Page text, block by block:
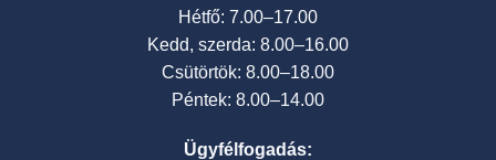
Hétfő: 7.00–17.00
Kedd, szerda: 8.00–16.00
Csütörtök: 8.00–18.00
Péntek: 8.00–14.00
Ügyfélfogadás: